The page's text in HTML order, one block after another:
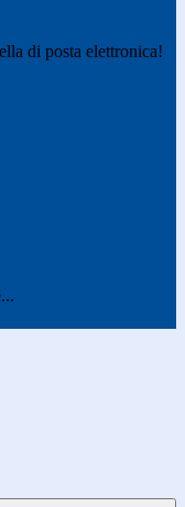
di posta elettronica!